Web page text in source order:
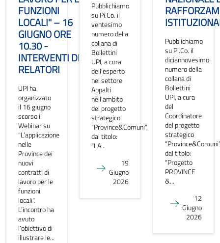
FUNZIONI
LOCALI" – 16
GIUGNO ORE
10.30 -
INTERVENTI DEI
RELATORI
UPI ha
organizzato
il 16 giugno
scorso il
Webinar su
"L’applicazione
nelle
Province dei
nuovi
contratti di
lavoro per le
funzioni
locali".
L’incontro ha
avuto
l’obiettivo di
illustrare le...
Pubblichiamo
su Pi.Co. il
ventesimo
numero della
collana di
Bollettini
UPI, a cura
dell’esperto
nel settore
Appalti
nell’ambito
del progetto
strategico
“Province&Comuni”,
dal titolo:
“LA...
19
Giugno
2026
Pubblichiamo
su Pi.Co. il
diciannovesimo
numero della
collana di
Bollettini
UPI, a cura
del
Coordinatore
del progetto
strategico
dal titolo:
“Progetto
PROVINCE
&...
12
Giugno
2026